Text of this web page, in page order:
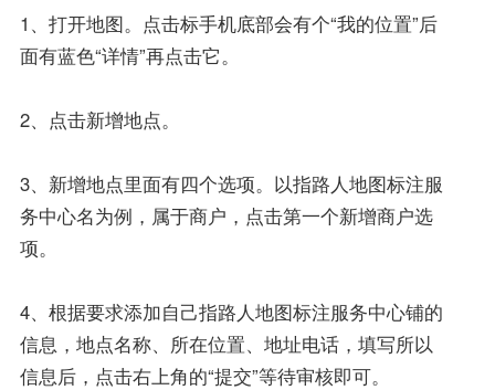
1、打开地图。点击标手机底部会有个“我的位置”后
面有蓝色“详情”再点击它。
2、点击新增地点。
3、新增地点里面有四个选项。以指路人地图标注服
务中心名为例，属于商户，点击第一个新增商户选
项。
4、根据要求添加自己指路人地图标注服务中心铺的
信息，地点名称、所在位置、地址电话，填写所以
信息后，点击右上角的“提交”等待审核即可。